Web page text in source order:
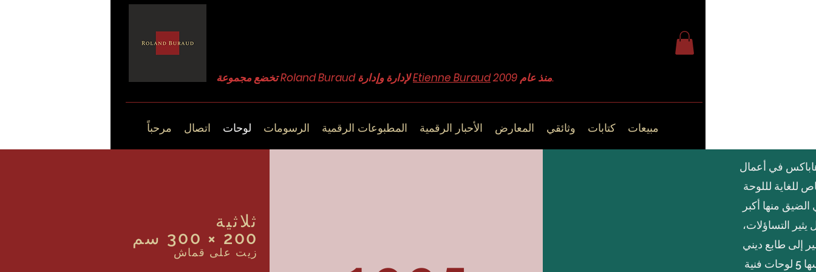
تخضع مجموعة Roland Buraud لإدارة وإدارةEtienne Buraud منذ عام 2009.
مرحباً اتصال لوحات الرسومات المطبوعات الرقمية الأحبار الرقمية المعارض وثائقي كتابات مبيعات
ثلاثية
200 × 300 سم
زيت على قماش
في أعمال
للغاية لللوحة
الضيق منها أكبر
يثير التساؤلات،
إلى طابع ديني
منحرف. تقدم السلسلة نفسها 5 لوحات فنية